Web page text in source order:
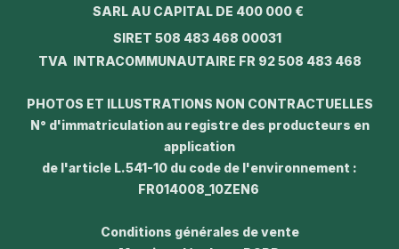
SARL AU CAPITAL DE 400 000 €
SIRET 508 483 468 00031
TVA INTRACOMMUNAUTAIRE FR 92 508 483 468
PHOTOS ET ILLUSTRATIONS NON CONTRACTUELLES
N° d'immatriculation au registre des producteurs en
application
de l'article L.541-10 du code de l'environnement :
FR014008_10ZEN6
Conditions générales de vente